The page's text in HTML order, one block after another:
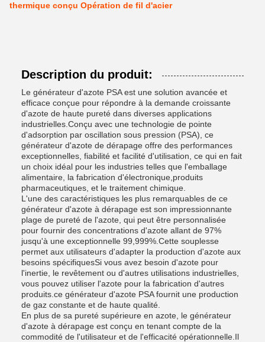
thermique conçu Opération de fil d'acier
Description du produit:
Le générateur d'azote PSA est une solution avancée et
efficace conçue pour répondre à la demande croissante
d'azote de haute pureté dans diverses applications
industrielles.Conçu avec une technologie de pointe
d'adsorption par oscillation sous pression (PSA), ce
générateur d'azote de dérapage offre des performances
exceptionnelles, fiabilité et facilité d'utilisation, ce qui en fait
un choix idéal pour les industries telles que l'emballage
alimentaire, la fabrication d'électronique,produits
pharmaceutiques, et le traitement chimique.
L'une des caractéristiques les plus remarquables de ce
générateur d'azote à dérapage est son impressionnante
plage de pureté de l'azote, qui peut être personnalisée
pour fournir des concentrations d'azote allant de 97%
jusqu'à une exceptionnelle 99,999%.Cette souplesse
permet aux utilisateurs d'adapter la production d'azote aux
besoins spécifiquesSi vous avez besoin d'azote pour
l'inertie, le revêtement ou d'autres utilisations industrielles,
vous pouvez utiliser l'azote pour la fabrication d'autres
produits.ce générateur d'azote PSA fournit une production
de gaz constante et de haute qualité.
En plus de sa pureté supérieure en azote, le générateur
d'azote à dérapage est conçu en tenant compte de la
commodité de l'utilisateur et de l'efficacité opérationnelle.Il